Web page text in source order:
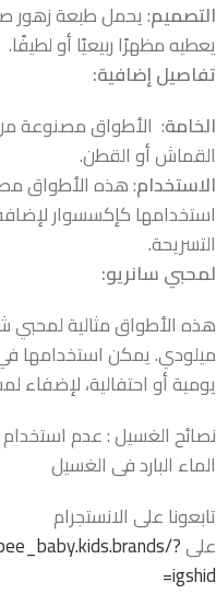
التصميم: يحمل طبعة زهور
يعطيه مظهرًا ربيعيًا أو لطيفًا.
تفاصيل إضافية:
الخامة: الأطواق مصنوعة
القماش أو القطن.
الاستخدام: هذه الأطواق
استخدامها كإكسسوار
التسريحة.
لمحبي سانريو:
هذه الأطواق مثالية
ميلودي. يمكن استخدامها
يومية أو احتفالية، لإضفاء
نصائح الغسيل : عدم
الماء البارد فى الغسيل
تابعونا على الانستجرام
على?
igshid=